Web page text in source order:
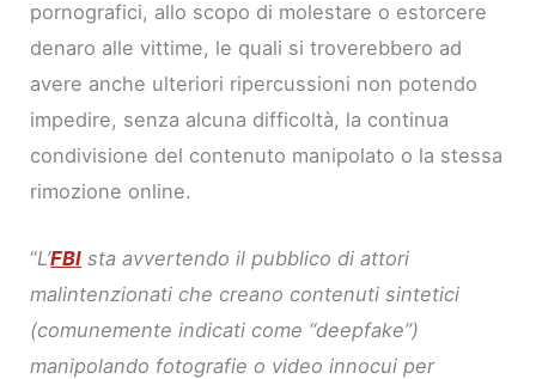
pornografici, allo scopo di molestare o estorcere
denaro alle vittime, le quali si troverebbero ad
avere anche ulteriori ripercussioni non potendo
impedire, senza alcuna difficoltà, la continua
condivisione del contenuto manipolato o la stessa
rimozione online.
“L’FBI sta avvertendo il pubblico di attori
malintenzionati che creano contenuti sintetici
(comunemente indicati come “deepfake”)
manipolando fotografie o video innocui per